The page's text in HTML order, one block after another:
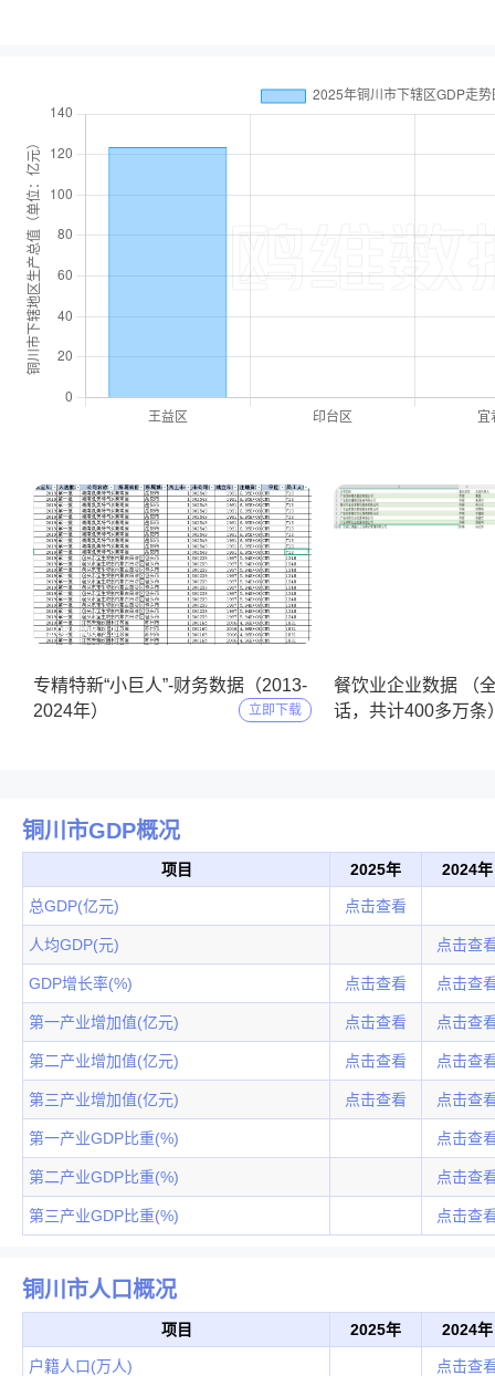
2025-05-11
专精特新“小巨人”-财务数据（2013-
2024年）
立即下载
餐饮业企业数据 （
话，共计400多万条
铜川市GDP概况
项目 2025年 2024年
总GDP(亿元) 点击查看
人均GDP(元) 点击查
GDP增长率(%) 点击查看 点击查
第一产业增加值(亿元) 点击查看 点击查
第二产业增加值(亿元) 点击查看 点击查
第三产业增加值(亿元) 点击查看 点击查
第一产业GDP比重(%) 点击查
第二产业GDP比重(%) 点击查
第三产业GDP比重(%) 点击查
铜川市人口概况
项目 2025年 2024年
户籍人口(万人) 点击查